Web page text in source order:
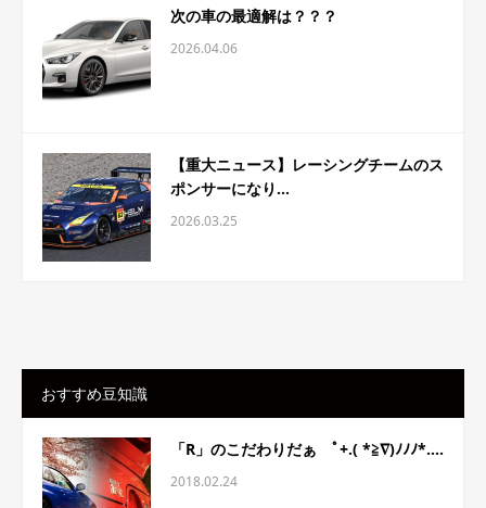
次の車の最適解は？？？
2026.04.06
【重大ニュース】レーシングチームのス
ポンサーになり...
2026.03.25
おすすめ豆知識
「R」のこだわりだぁ ﾟ+.( *≧∇)ﾉﾉﾉ*....
2018.02.24